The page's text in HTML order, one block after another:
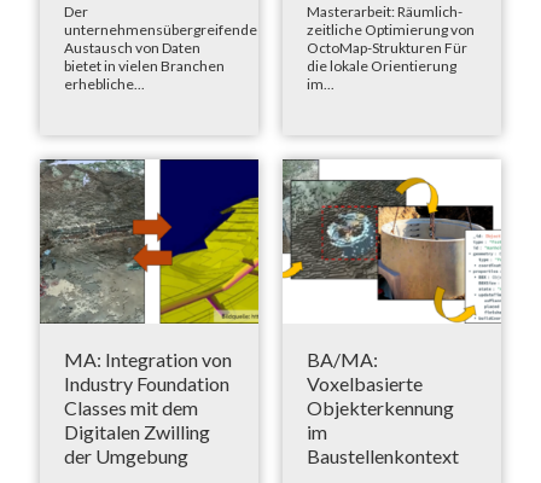
Der
unternehmensübergreifende
Austausch von Daten
bietet in vielen Branchen
erhebliche...
Masterarbeit: Räumlich-
zeitliche Optimierung von
OctoMap-Strukturen Für
die lokale Orientierung
im...
MA: Integration von
Industry Foundation
Classes mit dem
Digitalen Zwilling
der Umgebung
BA/MA:
Voxelbasierte
Objekterkennung
im
Baustellenkontext